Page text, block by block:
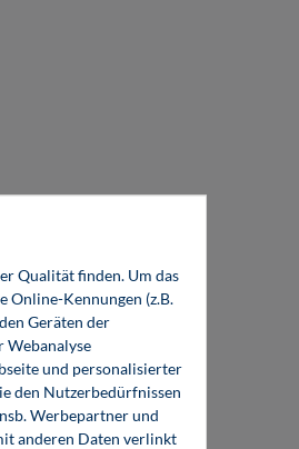
Qualität finden. Um das
Online-Kennungen (z.B.
Geräten der
Webanalyse
und personalisierter
den Nutzerbedürfnissen
Werbepartner und
anderen Daten verlinkt